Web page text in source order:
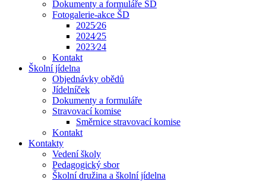
Dokumenty a formuláře ŠD
Fotogalerie-akce ŠD
2025⁄26
2024⁄25
2023⁄24
Kontakt
Školní jídelna
Objednávky obědů
Jídelníček
Dokumenty a formuláře
Stravovací komise
Směrnice stravovací komise
Kontakt
Kontakty
Vedení školy
Pedagogický sbor
Školní družina a školní jídelna